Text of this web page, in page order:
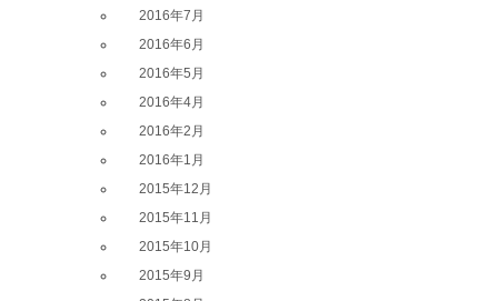
2016年7月
2016年6月
2016年5月
2016年4月
2016年2月
2016年1月
2015年12月
2015年11月
2015年10月
2015年9月